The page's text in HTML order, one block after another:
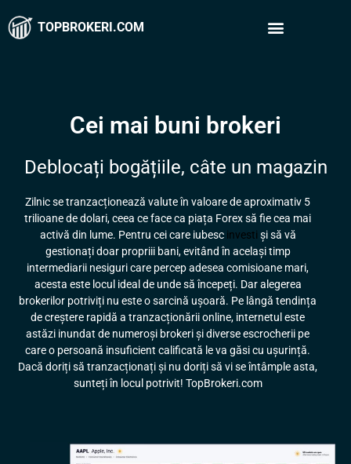
TOPBROKERI.COM
Cei mai buni brokeri
Deblocați bogățiile, câte un magazin
Zilnic se tranzacționează valute în valoare de aproximativ 5
trilioane de dolari, ceea ce face ca piața Forex să fie cea mai
activă din lume. Pentru cei care iubesc investi și să vă
gestionați doar propriii bani, evitând în același timp
intermediarii nesiguri care percep adesea comisioane mari,
acesta este locul ideal de unde să începeți. Dar alegerea
brokerilor potriviți nu este o sarcină ușoară. Pe lângă tendința
de creștere rapidă a tranzacționării online, internetul este
astăzi inundat de numeroși brokeri și diverse escrocherii pe
care o persoană insuficient calificată le va găsi cu ușurință.
Dacă doriți să tranzacționați și nu doriți să vi se întâmple asta,
sunteți în locul potrivit! TopBrokeri.com